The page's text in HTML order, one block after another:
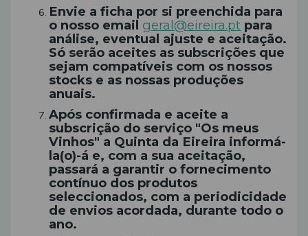
Envie a ficha por si preenchida para
o nosso email geral@eireira.pt para
análise, eventual ajuste e aceitação.
Só serão aceites as subscrições que
sejam compatíveis com os nossos
stocks e as nossas produções
anuais.
Após confirmada e aceite a
subscrição do serviço "Os meus
Vinhos" a Quinta da Eireira informá-
la(o)-á e, com a sua aceitação,
passará a garantir o fornecimento
contínuo dos produtos
seleccionados, com a periodicidade
de envios acordada, durante todo o
ano.